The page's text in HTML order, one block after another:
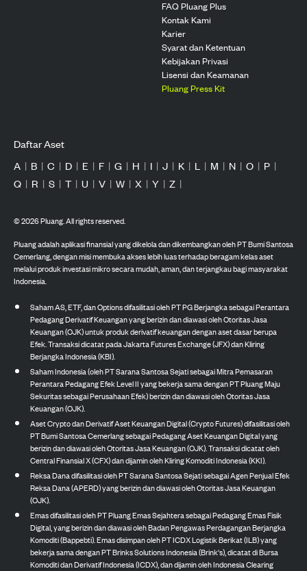
FAQ Pluang Plus
Kontak Kami
Karier
Syarat dan Ketentuan
Kebijakan Privasi
Lisensi dan Keamanan
Pluang Press Kit
Daftar Aset
A | B | C | D | E | F | G | H | I | J | K | L | M | N | O | P |
Q | R | S | T | U | V | W | X | Y | Z |
©2026Pluang. All rights reserved.
Pluang adalah aplikasi finansial yang dikelola dan dikembangkan oleh PT Bumi Santosa
Cemerlang, dengan misi membuka akses lebih luas terhadap beragam kelas aset
melalui produk investasi mikro secara mudah, aman, dan terjangkau bagi masyarakat
Indonesia.
Saham AS, ETF, dan Options difasilitasi oleh PT PG Berjangka sebagai Perantara
Pedagang Derivatif Keuangan yang berizin dan diawasi oleh Otoritas Jasa
Keuangan (OJK) untuk produk derivatif keuangan dengan aset dasar berupa
Efek. Transaksi dicatat pada Jakarta Futures Exchange (JFX) dan Kliring
Berjangka Indonesia (KBI).
Saham Indonesia (oleh PT Sarana Santosa Sejati sebagai Mitra Pemasaran
Perantara Pedagang Efek Level II yang bekerja sama dengan PT Pluang Maju
Sekuritas sebagai Perusahaan Efek) berizin dan diawasi oleh Otoritas Jasa
Keuangan (OJK).
Aset Crypto dan Derivatif Aset Keuangan Digital (Crypto Futures) difasilitasi oleh
PT Bumi Santosa Cemerlang sebagai Pedagang Aset Keuangan Digital yang
berizin dan diawasi oleh Otoritas Jasa Keuangan (OJK). Transaksi dicatat oleh
Central Finansial X (CFX) dan dijamin oleh Kliring Komoditi Indonesia (KKI).
Reksa Dana difasilitasi oleh PT Sarana Santosa Sejati sebagai Agen Penjual Efek
Reksa Dana (APERD) yang berizin dan diawasi oleh Otoritas Jasa Keuangan
(OJK).
Emas difasilitasi oleh PT Pluang Emas Sejahtera sebagai Pedagang Emas Fisik
Digital, yang berizin dan diawasi oleh Badan Pengawas Perdagangan Berjangka
Komoditi (Bappebti). Emas disimpan oleh PT ICDX Logistik Berikat (ILB) yang
bekerja sama dengan PT Brinks Solutions Indonesia (Brink's), dicatat di Bursa
Komoditi dan Derivatif Indonesia (ICDX), dan dijamin oleh Indonesia Clearing